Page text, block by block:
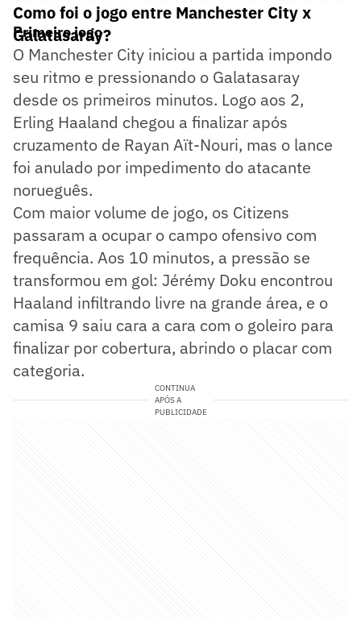
Como foi o jogo entre Manchester City x
Galatasaray?
Primeiro jogo
O Manchester City iniciou a partida impondo
seu ritmo e pressionando o Galatasaray
desde os primeiros minutos. Logo aos 2,
Erling Haaland chegou a finalizar após
cruzamento de Rayan Aït-Nouri, mas o lance
foi anulado por impedimento do atacante
norueguês.
Com maior volume de jogo, os Citizens
passaram a ocupar o campo ofensivo com
frequência. Aos 10 minutos, a pressão se
transformou em gol: Jérémy Doku encontrou
Haaland infiltrando livre na grande área, e o
camisa 9 saiu cara a cara com o goleiro para
finalizar por cobertura, abrindo o placar com
categoria.
CONTINUA
APÓS A
PUBLICIDADE